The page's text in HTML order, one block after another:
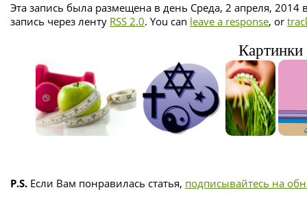
Эта запись была размещена в день Среда, 2 апреля,
запись через ленту RSS 2.0. You can leave a response, or
Картинки
P.S. Если Вам понравилась статья, подписывайтесь на